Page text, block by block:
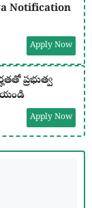
Notification
Apply Now
ప్రభుత్వ
Apply Now